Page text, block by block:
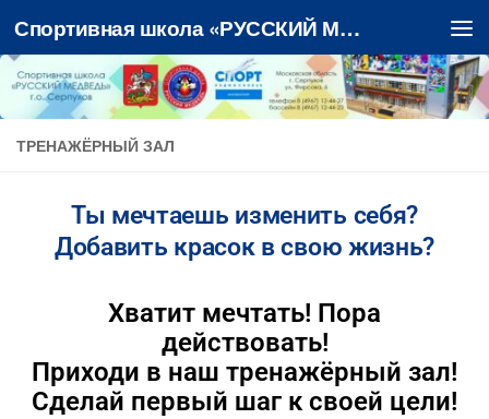
Перейти к содержимому Спортивная школа «РУССКИЙ МЕДВЕДЬ»
ТРЕНАЖЁРНЫЙ ЗАЛ
Ты мечтаешь изменить себя?
Добавить красок в свою жизнь?
Хватит мечтать! Пора
действовать!
Приходи в наш тренажёрный зал!
Сделай первый шаг к своей цели!